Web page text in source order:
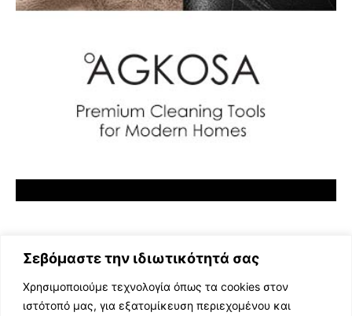
Σεβόμαστε την ιδιωτικότητά σας
Χρησιμοποιούμε τεχνολογία όπως τα cookies στον
ιστότοπό μας, για εξατομίκευση περιεχομένου και